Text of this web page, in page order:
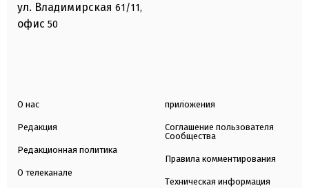
ул. Владимирская 61/11,
офис 50
О нас
Редакция
Редакционная политика
О телеканале
приложения
Соглашение пользователя
Сообщества
Правила комментирования
Техническая информация